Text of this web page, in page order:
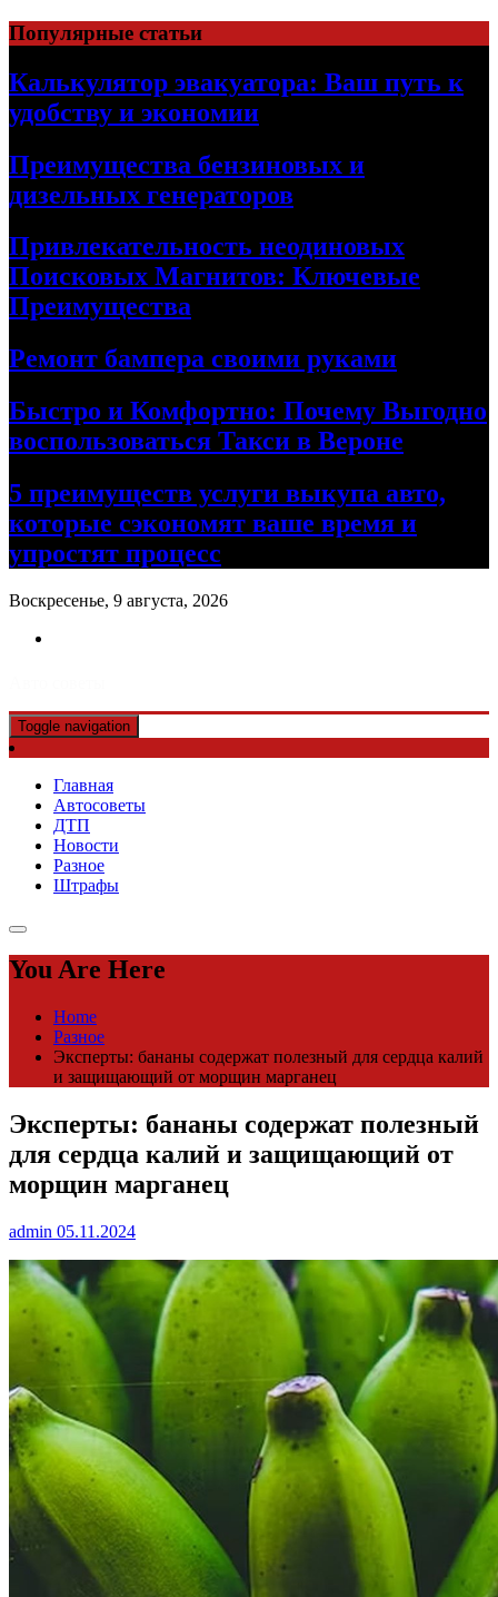
Skip
to
content
Популярные статьи
Калькулятор эвакуатора: Ваш путь к
удобству и экономии
Преимущества бензиновых и
дизельных генераторов
Привлекательность неодиновых
Поисковых Магнитов: Ключевые
Преимущества
Ремонт бампера своими руками
Быстро и Комфортно: Почему Выгодно
воспользоваться Такси в Вероне
5 преимуществ услуги выкупа авто,
которые сэкономят ваше время и
упростят процесс
Воскресенье, 9 августа, 2026
Toggle navigation
Главная
Автосоветы
ДТП
Новости
Разное
Штрафы
You Are Here
Home
Разное
Эксперты: бананы содержат полезный для сердца калий
и защищающий от морщин марганец
Эксперты: бананы содержат полезный
для сердца калий и защищающий от
морщин марганец
admin 05.11.2024